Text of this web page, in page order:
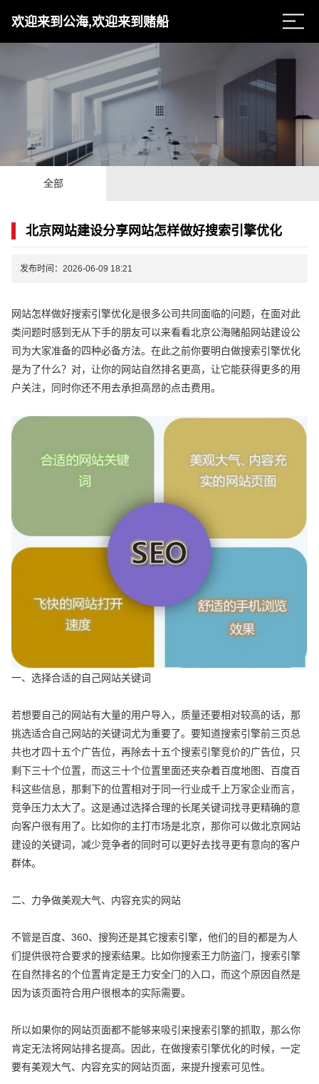
欢迎来到公海,欢迎来到赌船
全部
北京网站建设分享网站怎样做好搜索引擎优化
发布时间：2026-06-09 18:21
网站怎样做好搜索引擎优化是很多公司共同面临的问题，在面对此
类问题时感到无从下手的朋友可以来看看北京公海赌船网站建设公
司为大家准备的四种必备方法。在此之前你要明白做搜索引擎优化
是为了什么？对，让你的网站自然排名更高，让它能获得更多的用
户关注，同时你还不用去承担高昂的点击费用。
一、选择合适的自己网站关键词
若想要自己的网站有大量的用户导入，质量还要相对较高的话，那
挑选适合自己网站的关键词尤为重要了。要知道搜索引擎前三页总
共也才四十五个广告位，再除去十五个搜索引擎竞价的广告位，只
剩下三十个位置，而这三十个位置里面还夹杂着百度地图、百度百
科这些信息，那剩下的位置相对于同一行业成千上万家企业而言，
竞争压力太大了。这是通过选择合理的长尾关键词找寻更精确的意
向客户很有用了。比如你的主打市场是北京，那你可以做北京网站
建设的关键词，减少竞争者的同时可以更好去找寻更有意向的客户
群体。
二、力争做美观大气、内容充实的网站
不管是百度、360、搜狗还是其它搜索引擎，他们的目的都是为人
们提供很符合要求的搜索结果。比如你搜索王力防盗门，搜索引擎
在自然排名的个位置肯定是王力安全门的入口，而这个原因自然是
因为该页面符合用户很根本的实际需要。
所以如果你的网站页面都不能够来吸引来搜索引擎的抓取，那么你
肯定无法将网站排名提高。因此，在做搜索引擎优化的时候，一定
要有美观大气、内容充实的网站页面，来提升搜索可见性。